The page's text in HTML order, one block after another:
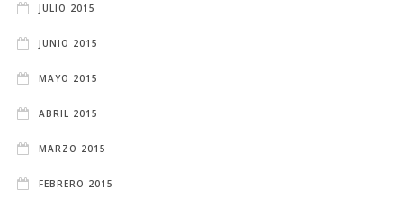
JULIO 2015
JUNIO 2015
MAYO 2015
ABRIL 2015
MARZO 2015
FEBRERO 2015